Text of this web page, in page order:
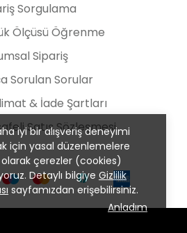
iyi bir alışveriş deneyimi
için yasal düzenlemelere
çerezler (cookies)
Detaylı bilgiye Gizlilik
sayfamızdan erişebilirsiniz.
Anladım
Sorgulama
Ölçüsü Öğrenme
Sipariş
Sorulan Sorular
& İade Şartları
Satış Sözleşmesi